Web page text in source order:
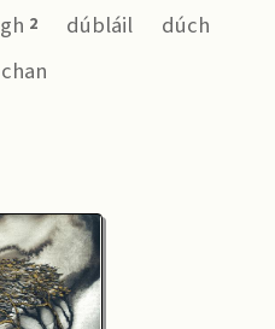
2 dúbláil
dúch